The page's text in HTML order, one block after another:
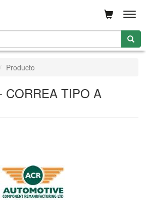
Producto
CORREA TIPO A